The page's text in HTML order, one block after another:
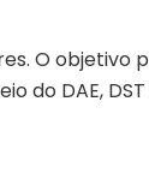
O
do DAE,